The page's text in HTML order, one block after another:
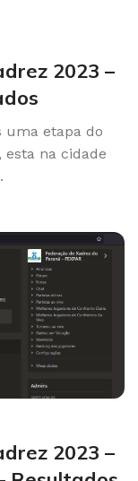
2023 –
uma etapa do
esta na cidade
2023 –